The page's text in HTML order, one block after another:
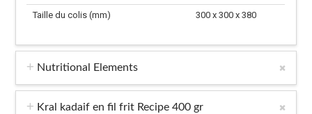
Taille du colis (mm) 300 x 300 x 380
Nutritional Elements
Kral kadaif en fil frit Recipe 400 gr